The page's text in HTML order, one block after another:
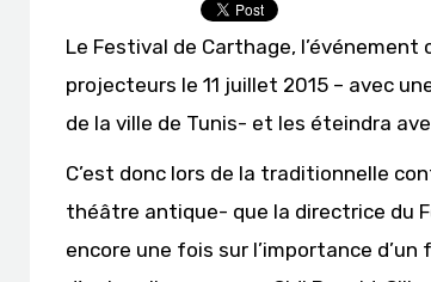
Le Festival de Carthage,
projecteurs le 11 juillet 2015 – avec
de la ville de Tunis- et les éteindra
C’est donc lors de la traditionnelle
théâtre antique- que la directrice du
encore une fois sur l’importance